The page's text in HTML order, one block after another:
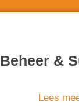
Beheer &
Lees